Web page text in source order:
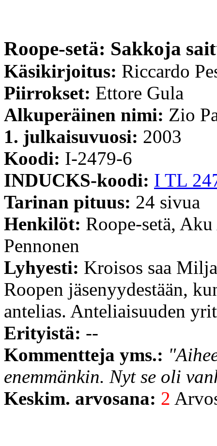
Roope-setä: Sakkoja
Käsikirjoitus: Riccardo
Piirrokset: Ettore Gula
Alkuperäinen nimi: Zio
1. julkaisuvuosi: 2003
Koodi: I-2479-6
INDUCKS-koodi: I TL
Tarinan pituus: 24 sivua
Henkilöt: Roope-setä,
Pennonen
Lyhyesti: Kroisos saa
Roopen jäsenyydestään,
antelias. Anteliaisuuden
Erityistä: --
Kommentteja yms.:
enemmänkin. Nyt se oli
Keskim. arvosana: 2